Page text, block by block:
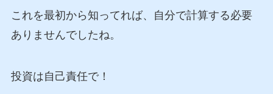
これを最初から知ってれば、自分で計算する必要
ありませんでしたね。
投資は自己責任で！